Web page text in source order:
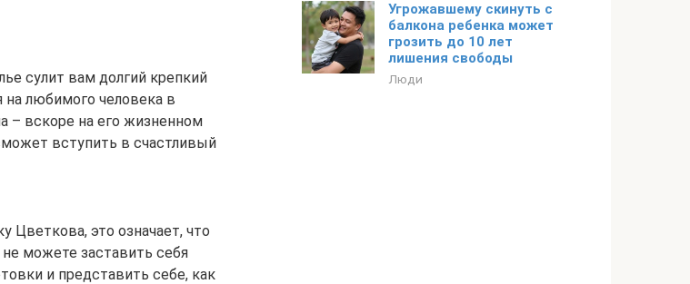
сулит вам долгий крепкий
любимого человека в
– вскоре на его жизненном
вступить в счастливый
Цветкова, это означает, что
можете заставить себя
и представить себе, как
Угрожавшему скинуть с
балкона ребенка может
грозить до 10 лет
лишения свободы
Люди